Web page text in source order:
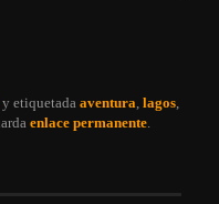
y etiquetadaaventura ,lagos
enlace permanente